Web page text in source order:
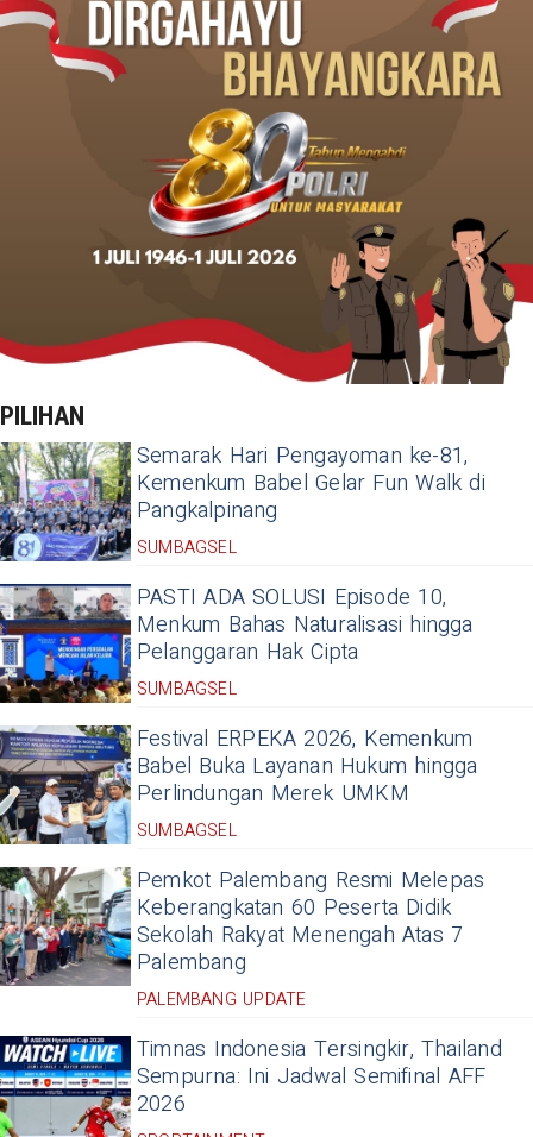
PILIHAN
Semarak Hari Pengayoman ke-81,
Kemenkum Babel Gelar Fun Walk di
Pangkalpinang
SUMBAGSEL
PASTI ADA SOLUSI Episode 10,
Menkum Bahas Naturalisasi hingga
Pelanggaran Hak Cipta
SUMBAGSEL
Festival ERPEKA 2026, Kemenkum
Babel Buka Layanan Hukum hingga
Perlindungan Merek UMKM
SUMBAGSEL
Pemkot Palembang Resmi Melepas
Keberangkatan 60 Peserta Didik
Sekolah Rakyat Menengah Atas 7
Palembang
PALEMBANG UPDATE
Timnas Indonesia Tersingkir, Thailand
Sempurna: Ini Jadwal Semifinal AFF
2026